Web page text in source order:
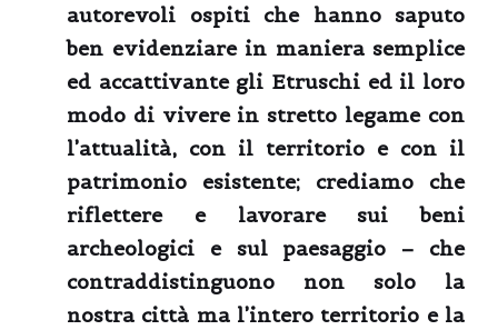
autorevoli ospiti che hanno saputo
ben evidenziare in maniera semplice
ed accattivante gli Etruschi ed il loro
modo di vivere in stretto legame con
l’attualità, con il territorio e con il
patrimonio esistente; crediamo che
riflettere e lavorare sui beni
archeologici e sul paesaggio – che
contraddistinguono non solo la
nostra città ma l’intero territorio e la